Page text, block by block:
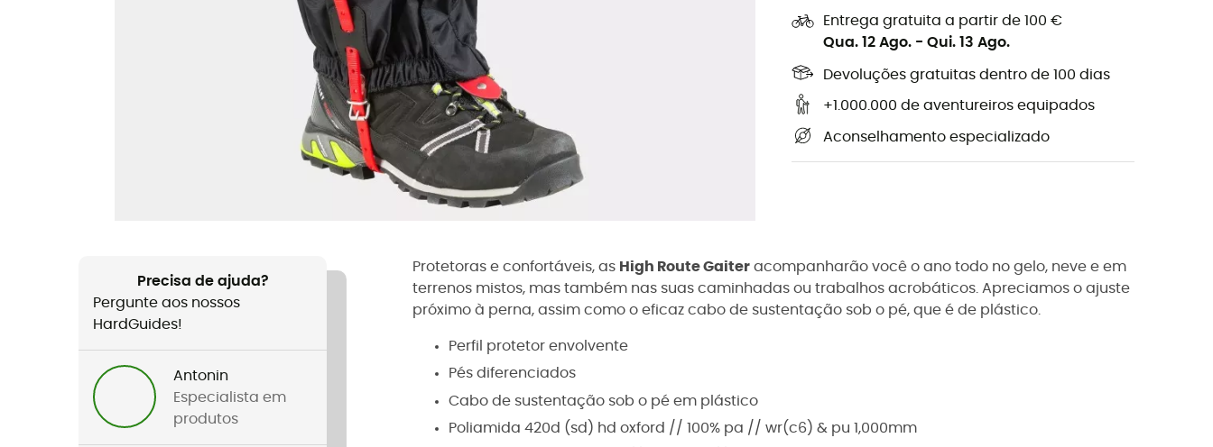
Entrega gratuita a partir de 100 €
Qua. 12 Ago. - Qui. 13 Ago.
Devoluções gratuitas dentro de 100 dias
+1.000.000 de aventureiros equipados
Aconselhamento especializado
Precisa de ajuda?
Pergunte aos nossos
HardGuides!
Antonin
Especialista em
produtos
Protetoras e confortáveis, as High Route Gaiter acompanharão você o ano todo no gelo, neve e em
terrenos mistos, mas também nas suas caminhadas ou trabalhos acrobáticos. Apreciamos o ajuste
próximo à perna, assim como o eficaz cabo de sustentação sob o pé, que é de plástico.
Perfil protetor envolvente
Pés diferenciados
Cabo de sustentação sob o pé em plástico
Poliamida 420d (sd) hd oxford // 100% pa // wr(c6) & pu 1,000mm